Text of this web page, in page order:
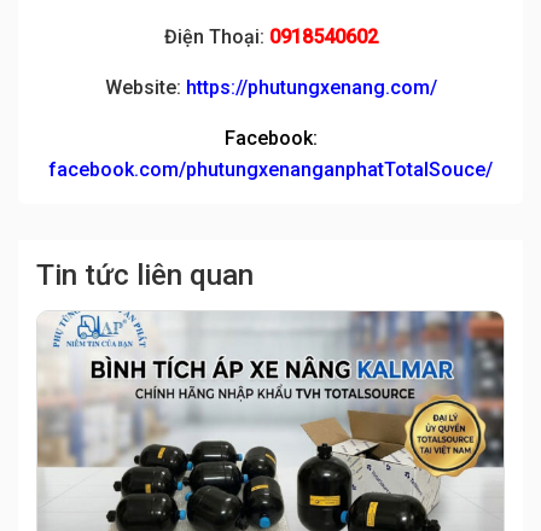
Điện Thoại: 0918540602
Website: https://phutungxenang.com/
Facebook:
facebook.com/phutungxenanganphatTotalSouce/
Tin tức liên quan